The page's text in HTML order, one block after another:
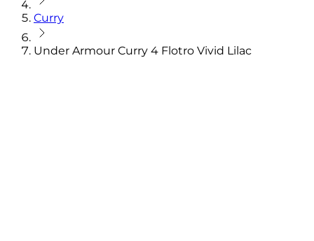
Curry
Under Armour Curry 4 Flotro Vivid Lilac